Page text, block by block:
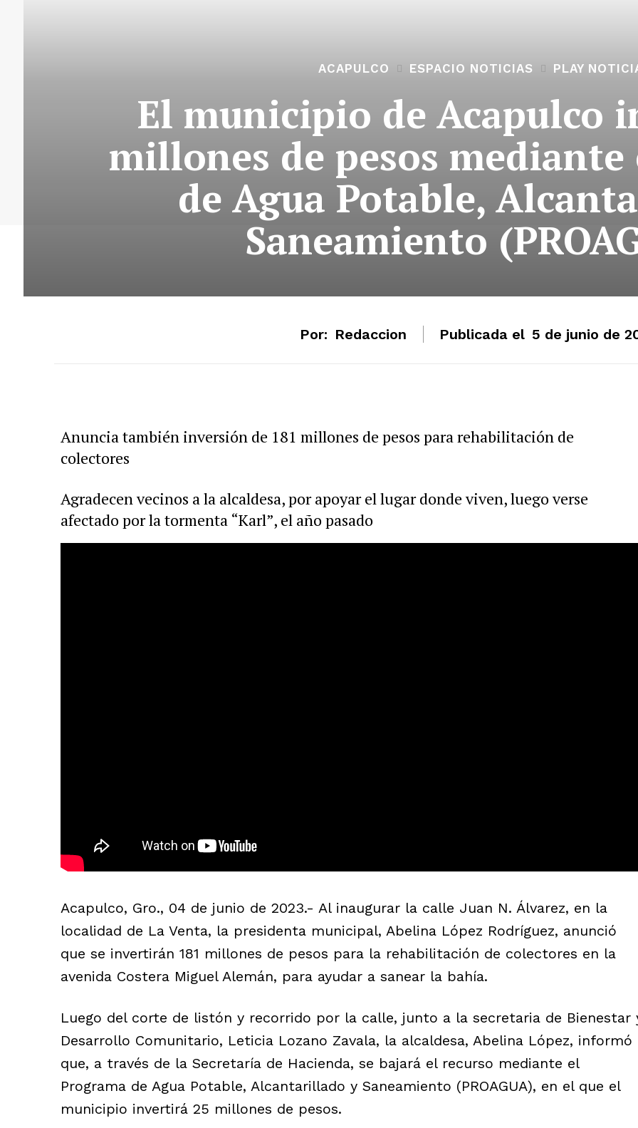
ACAPULCO ESPACIO NOTICIAS PLAY
El municipio de Acapulco
millones de pesos
de Agua Potable,
Saneamiento
Por: Redaccion Publicada el 5 de junio de
Anuncia también inversión de 181 millones de pesos para rehabilitación de
colectores
Agradecen vecinos a la alcaldesa, por apoyar el lugar donde viven, luego verse
afectado por la tormenta “Karl”, el año pasado
Acapulco, Gro., 04 de junio de 2023.- Al inaugurar la calle Juan N. Álvarez, en la
localidad de La Venta, la presidenta municipal, Abelina López Rodríguez, anunció
que se invertirán 181 millones de pesos para la rehabilitación de colectores en la
avenida Costera Miguel Alemán, para ayudar a sanear la bahía.
Luego del corte de listón y recorrido por la calle, junto a la secretaria de Bienestar
Desarrollo Comunitario, Leticia Lozano Zavala, la alcaldesa, Abelina López, informó
que, a través de la Secretaría de Hacienda, se bajará el recurso mediante el
Programa de Agua Potable, Alcantarillado y Saneamiento (PROAGUA), en el que el
municipio invertirá 25 millones de pesos.